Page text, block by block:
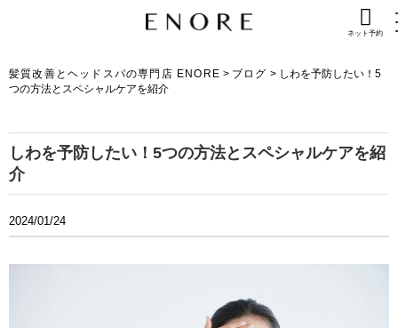
ネット予約
髪質改善とヘッドスパの専門店 ENORE > ブログ > しわを予防したい！5
つの方法とスペシャルケアを紹介
しわを予防したい！5つの方法とスペシャルケアを紹
介
2024/01/24